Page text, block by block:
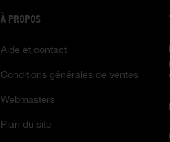
À PROPOS
Aide et contact
Conditions générales de ventes
Webmasters
Plan du site